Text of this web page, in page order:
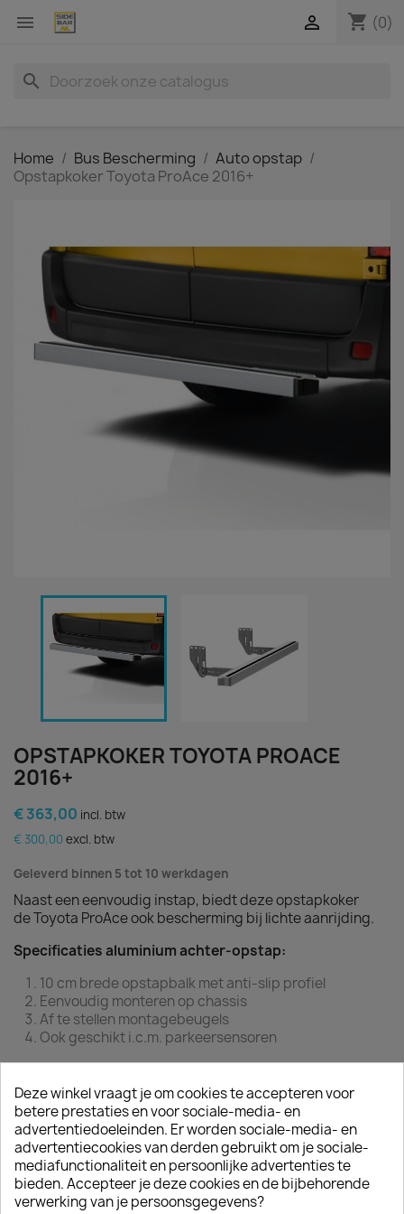
 shopping_cart (0)

search
Home Bus Bescherming
Auto opstap
Opstapkoker Toyota ProAce 2016+
OPSTAPKOKER TOYOTA PROACE
2016+
€ 363,00 incl. btw
€ 300,00 excl. btw
Geleverd binnen 5 tot 10 werkdagen
Naast een eenvoudig instap, biedt deze opstapkoker
de Toyota ProAce ook bescherming bij lichte aanrijding.
Specificaties aluminium achter-opstap:
10 cm brede opstapbalk met anti-slip profiel
Eenvoudig monteren op chassis
Af te stellen montagebeugels
Ook geschikt i.c.m. parkeersensoren
In winkelwagen
Omschrijving Productdetails
Deze winkel vraagt je om cookies te accepteren voor
betere prestaties en voor sociale-media- en
advertentiedoeleinden. Er worden sociale-media- en
advertentiecookies van derden gebruikt om je sociale-
mediafunctionaliteit en persoonlijke advertenties te
bieden. Accepteer je deze cookies en de bijbehorende
verwerking van je persoonsgegevens?